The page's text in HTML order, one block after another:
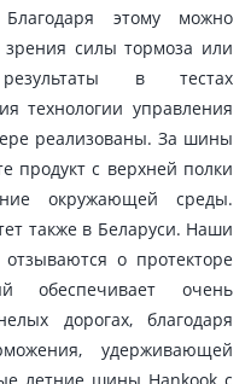
этому можно
силы тормоза или
в тестах
технологии управления
реализованы. За шины
продукт с верхней полки
окружающей среды.
также в Беларуси. Наши
о протекторе
обеспечивает очень
дорогах, благодаря
удерживающей